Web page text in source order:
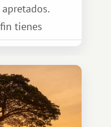
tienes
de hacer algo
tiene por
sí algo